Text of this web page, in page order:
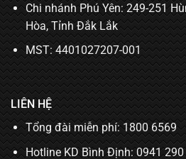
Chi nhánh Phú Yên: 249-251
Hòa, Tỉnh Đắk Lắk
MST: 4401027207-001
LIÊN HỆ
Tổng đài miễn phí: 1800 6569
Hotline KD Bình Định:0941